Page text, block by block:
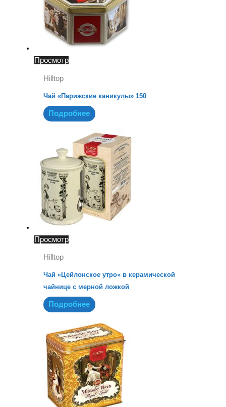
Просмотр
Hilltop
Чай «Парижские каникулы» 150
Подробнее
Просмотр
Hilltop
Чай «Цейлонское утро» в керамической
чайнице с мерной ложкой
Подробнее